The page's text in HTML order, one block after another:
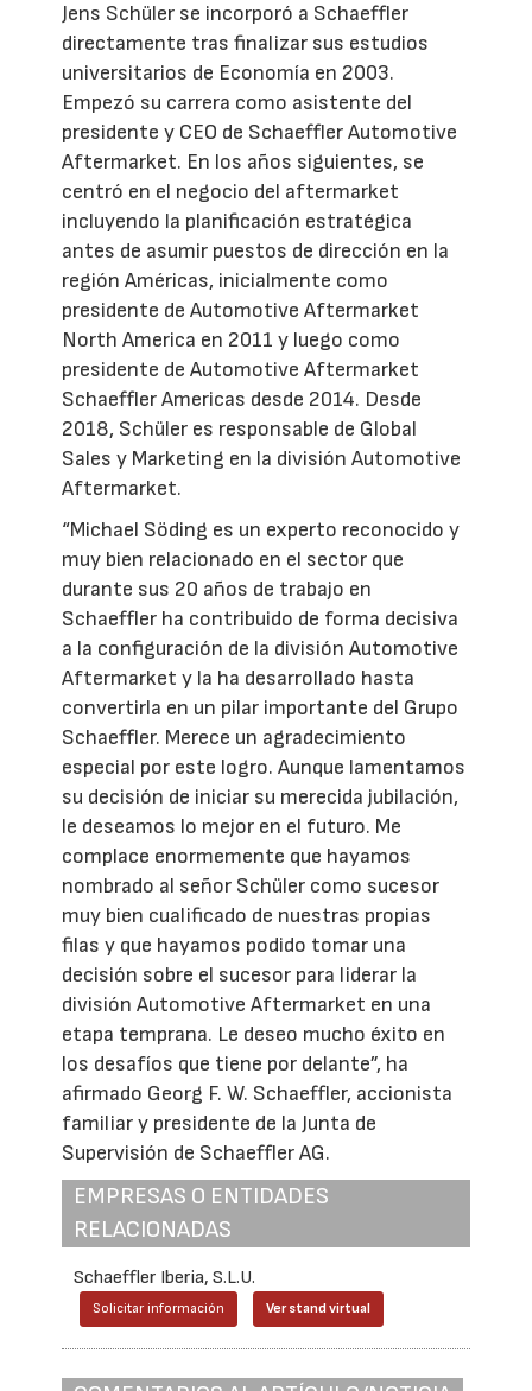
Jens Schüler se incorporó a Schaeffler
directamente tras finalizar sus estudios
universitarios de Economía en 2003.
Empezó su carrera como asistente del
presidente y CEO de Schaeffler Automotive
Aftermarket. En los años siguientes, se
centró en el negocio del aftermarket
incluyendo la planificación estratégica
antes de asumir puestos de dirección en la
región Américas, inicialmente como
presidente de Automotive Aftermarket
North America en 2011 y luego como
presidente de Automotive Aftermarket
Schaeffler Americas desde 2014. Desde
2018, Schüler es responsable de Global
Sales y Marketing en la división Automotive
Aftermarket.
“Michael Söding es un experto reconocido y
muy bien relacionado en el sector que
durante sus 20 años de trabajo en
Schaeffler ha contribuido de forma decisiva
a la configuración de la división Automotive
Aftermarket y la ha desarrollado hasta
convertirla en un pilar importante del Grupo
Schaeffler. Merece un agradecimiento
especial por este logro. Aunque lamentamos
su decisión de iniciar su merecida jubilación,
le deseamos lo mejor en el futuro. Me
complace enormemente que hayamos
nombrado al señor Schüler como sucesor
muy bien cualificado de nuestras propias
filas y que hayamos podido tomar una
decisión sobre el sucesor para liderar la
división Automotive Aftermarket en una
etapa temprana. Le deseo mucho éxito en
los desafíos que tiene por delante”, ha
afirmado Georg F. W. Schaeffler, accionista
familiar y presidente de la Junta de
Supervisión de Schaeffler AG.
EMPRESAS O ENTIDADES
RELACIONADAS
Schaeffler Iberia, S.L.U.
Solicitar información Ver stand virtual